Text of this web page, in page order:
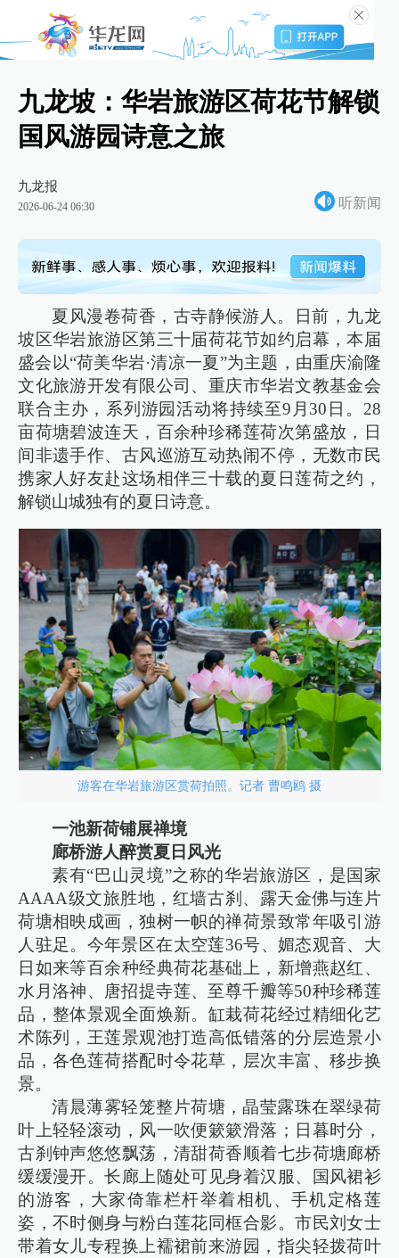
九龙坡：华岩旅游区荷花节解锁
国风游园诗意之旅
九龙报
2026-06-24 06:30 听新闻
夏风漫卷荷香，古寺静候游人。日前，九龙
坡区华岩旅游区第三十届荷花节如约启幕，本届
盛会以“荷美华岩·清凉一夏”为主题，由重庆渝隆
文化旅游开发有限公司、重庆市华岩文教基金会
联合主办，系列游园活动将持续至9月30日。28
亩荷塘碧波连天，百余种珍稀莲荷次第盛放，日
间非遗手作、古风巡游互动热闹不停，无数市民
携家人好友赴这场相伴三十载的夏日莲荷之约，
解锁山城独有的夏日诗意。
游客在华岩旅游区赏荷拍照。记者 曹鸣鸥 摄
一池新荷铺展禅境
廊桥游人醉赏夏日风光
素有“巴山灵境”之称的华岩旅游区，是国家
AAAA级文旅胜地，红墙古刹、露天金佛与连片
荷塘相映成画，独树一帜的禅荷景致常年吸引游
人驻足。今年景区在太空莲36号、媚态观音、大
日如来等百余种经典荷花基础上，新增燕赵红、
水月洛神、唐招提寺莲、至尊千瓣等50种珍稀莲
品，整体景观全面焕新。缸栽荷花经过精细化艺
术陈列，王莲景观池打造高低错落的分层造景小
品，各色莲荷搭配时令花草，层次丰富、移步换
景。
清晨薄雾轻笼整片荷塘，晶莹露珠在翠绿荷
叶上轻轻滚动，风一吹便簌簌滑落；日暮时分，
古刹钟声悠悠飘荡，清甜荷香顺着七步荷塘廊桥
缓缓漫开。长廊上随处可见身着汉服、国风裙衫
的游客，大家倚靠栏杆举着相机、手机定格莲
姿，不时侧身与粉白莲花同框合影。市民刘女士
带着女儿专程换上襦裙前来游园，指尖轻拨荷叶